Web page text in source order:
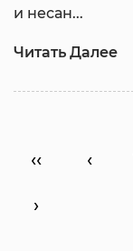
и несан...
Читать Далее
‹‹ ‹
›